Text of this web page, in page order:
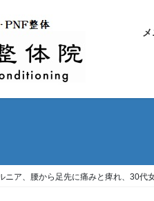
ニア、腰から足先に痛みと痺れ、30代